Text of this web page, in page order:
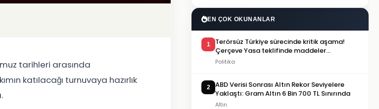
tarihleri arasında
katılacağı turnuvaya hazırlık
EN ÇOK OKUNANLAR
1
Terörsüz Türkiye sürecinde kritik aşama!
Çerçeve Yasa teklifinde maddeler
görüşülmeye başlandı
Politika
2
ABD Verisi Sonrası Altın Rekor Seviyelere
Yaklaştı: Gram Altın 6 Bin 700 TL Sınırında
Altin